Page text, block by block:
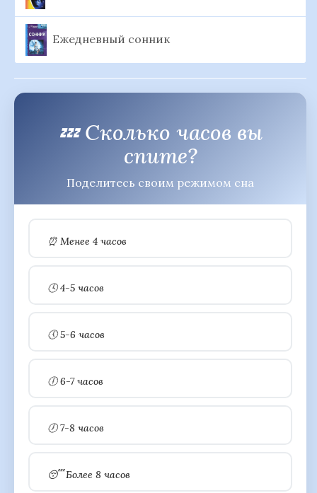
Ежедневный сонник
💤 Сколько часов вы
спите?
Поделитесь своим режимом сна
⏰ Менее 4 часов
🕓 4-5 часов
🕔 5-6 часов
🕕 6-7 часов
🕖 7-8 часов
😴 Более 8 часов